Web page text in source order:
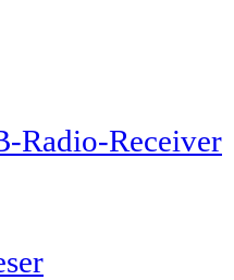
Radio-Receiver